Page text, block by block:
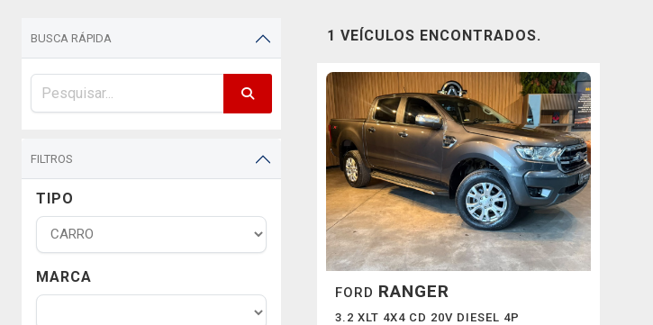
BUSCA RÁPIDA
FILTROS
TIPO
MARCA
1 VEÍCULOS ENCONTRADOS.
FORD RANGER
3.2 XLT 4X4 CD 20V DIESEL 4P